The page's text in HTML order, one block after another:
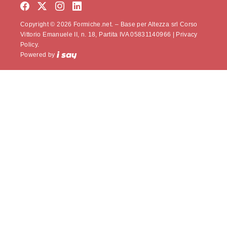
Copyright © 2026 Formiche.net. – Base per Altezza srl Corso
Vittorio Emanuele II, n. 18, Partita IVA 05831140966 | Privacy
Policy.
Powered by